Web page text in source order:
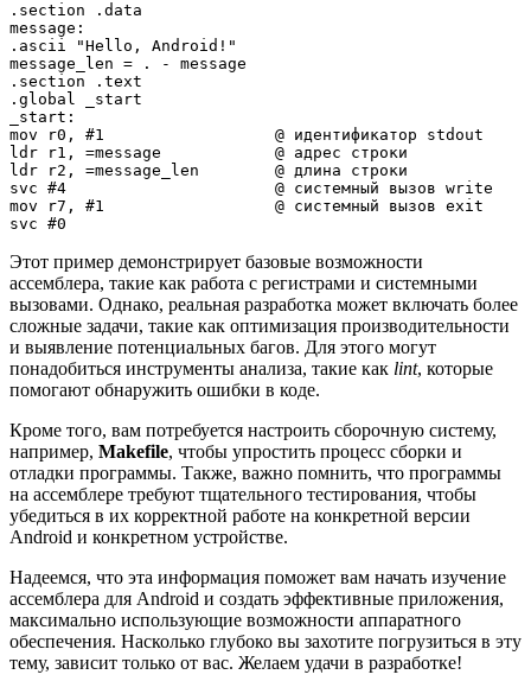
.section .data
message:
.ascii "Hello, Android!"
message_len = . - message
.section .text
.global _start
_start:
mov r0, #1                  @ идентификатор stdout
ldr r1, =message            @ адрес строки
ldr r2, =message_len        @ длина строки
svc #4                      @ системный вызов write
mov r7, #1                  @ системный вызов exit
Этот пример демонстрирует базовые возможности
ассемблера, такие как работа с регистрами и системными
вызовами. Однако, реальная разработка может включать более
сложные задачи, такие как оптимизация производительности
и выявление потенциальных багов. Для этого могут
понадобиться инструменты анализа, такие как lint, которые
помогают обнаружить ошибки в коде.
Кроме того, вам потребуется настроить сборочную систему,
например, Makefile, чтобы упростить процесс сборки и
отладки программы. Также, важно помнить, что программы
на ассемблере требуют тщательного тестирования, чтобы
убедиться в их корректной работе на конкретной версии
Android и конкретном устройстве.
Надеемся, что эта информация поможет вам начать изучение
ассемблера для Android и создать эффективные приложения,
максимально использующие возможности аппаратного
обеспечения. Насколько глубоко вы захотите погрузиться в эту
тему, зависит только от вас. Желаем удачи в разработке!